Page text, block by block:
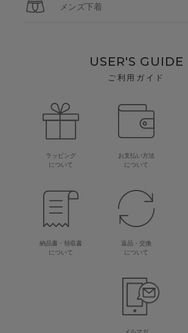
メンズ下着
USER'S GUIDE
ご利用ガイド
ラッピング
について
お支払い方法
について
納品書・領収書
について
返品・交換
について
メルマガ